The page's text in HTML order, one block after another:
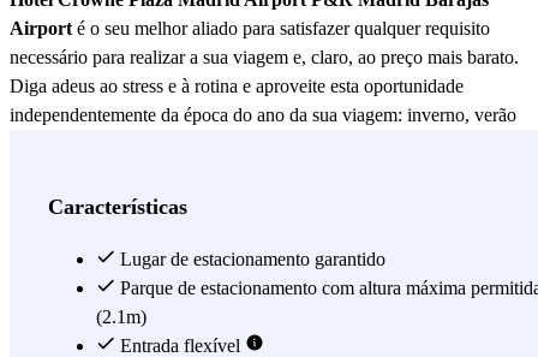
Airport é o seu melhor aliado para satisfazer qualquer requisito
necessário para realizar a sua viagem e, claro, ao preço mais barato.
Diga adeus ao stress e à rotina e aproveite esta oportunidade
independentemente da época do ano da sua viagem: inverno, verão
estacionamento P+R não terá de deixar as suas chaves.
transportá-lo para qualquer terminal em qualquer dia do ano. Tal
como leu! Este parque de estacionamento dispõe de um serviço de
vaivém que lhe permite chegar ao terminal em apenas 10 minutos.
Esta comodidade está à sua disposição tanto à partida como à
Características
Lugar de estacionamento garantido
Parque de estacionamento com altura máxima
(2.1m)
Entrada flexível